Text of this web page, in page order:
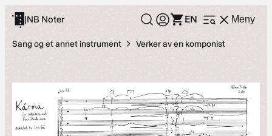
Hopp
innhold
|NB Noter EN Meny
Åpne
Sang og et annet instrument
Verker av en komponist